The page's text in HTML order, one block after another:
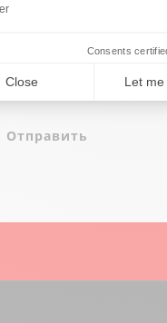
Я согласен с
Отправить
Consents
Close Let